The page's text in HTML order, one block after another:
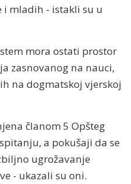
mladih - istakli su u
mora ostati prostor
zasnovanog na nauci,
na dogmatskoj vjerskoj
članom 5 Opšteg
a pokušaji da se
ugrožavanje
- ukazali su oni.